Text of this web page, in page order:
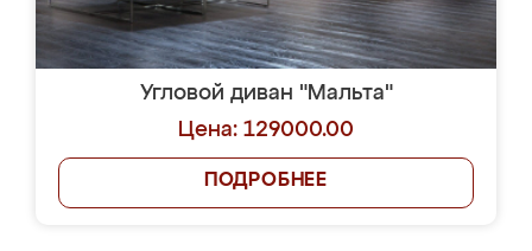
Угловой диван "Мальта"
Цена: 129000.00
ПОДРОБНЕЕ